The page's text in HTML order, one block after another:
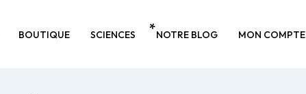
BOUTIQUE SCIENCES NOTRE BLOG MON COMPTE